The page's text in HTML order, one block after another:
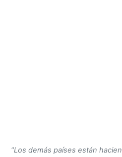
"Los demás países están